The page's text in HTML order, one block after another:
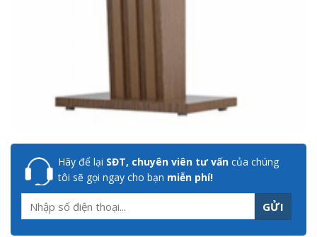
Hãy để lại SĐT, chuyên viên tư vấn của chúng
tôi sẽ gọi ngay cho bạn miễn phí!